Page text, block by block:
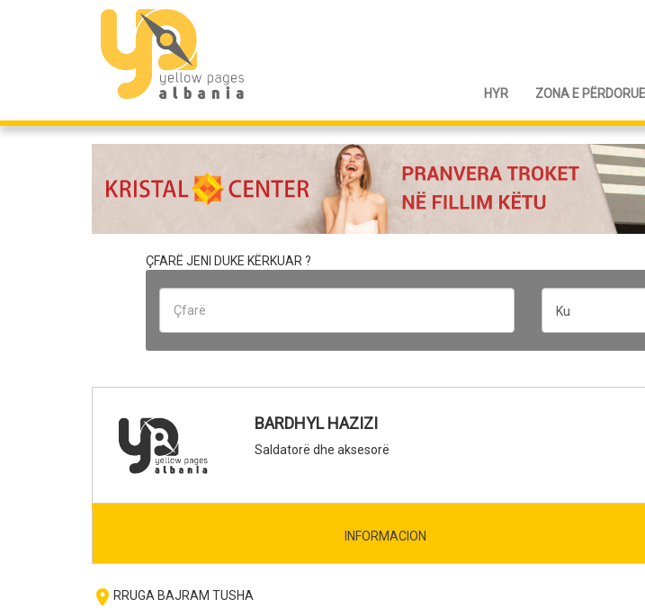
HYR ZONA E
ÇFARË JENI DUKE KËRKUAR ?
Ku
BARDHYL HAZIZI
Saldatorë dhe aksesorë
INFORMACION
room RRUGA BAJRAM TUSHA